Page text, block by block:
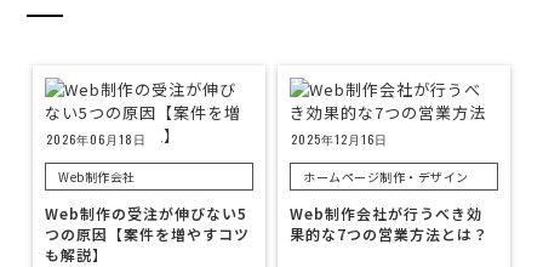
2026年06月18日
Web制作会社
Web制作の受注が伸びない5
つの原因【案件を増やすコツ
も解説】
2025年12月16日
ホームページ制作・デザイン
Web制作会社が行うべき効
果的な7つの営業方法とは？